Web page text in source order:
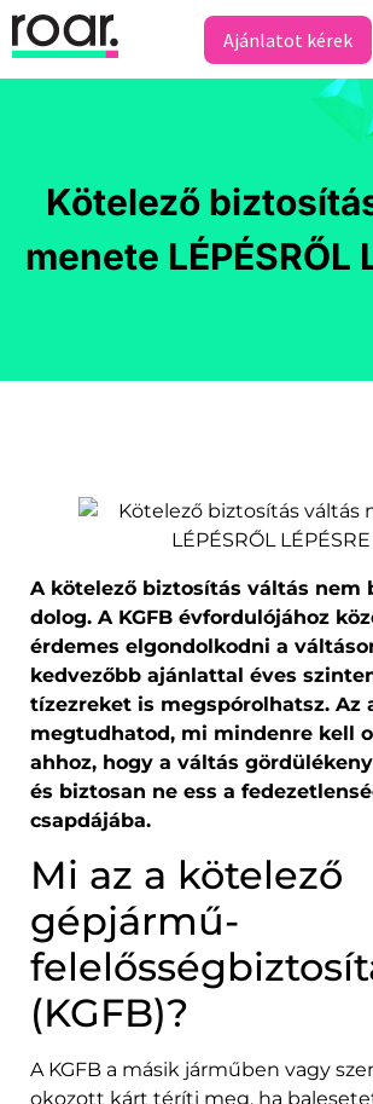
Ajánlatot kérek
Kötelező
menete LÉPÉSRŐL
A kötelező biztosítás váltás nem
dolog. A KGFB évfordulójához
érdemes elgondolkodni a
kedvezőbb ajánlattal éves
tízezreket is megspórolhatsz. Az
megtudhatod, mi mindenre kell
ahhoz, hogy a váltás
és biztosan ne ess a
csapdájába.
Mi az a kötelező
gépjármű-
(KGFB)?
A KGFB a másik járműben vagy
okozott kárt téríti meg, ha